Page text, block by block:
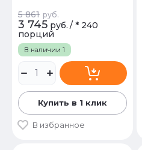
В наличии 1
5 861 руб.
3 745 руб. / * 240
порций
Купить в 1 клик
В избранное